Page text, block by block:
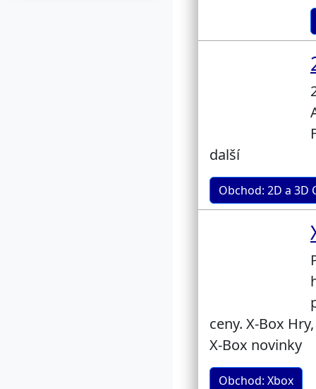
další
Obchod: 2D a 3D
ceny. X-Box
X-Box novinky
Obchod: Xbox